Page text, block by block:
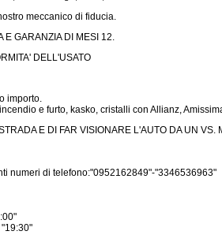
meccanico di fiducia.
E GARANZIA DI MESI 12.
DELL'USATO
importo.
e furto, kasko, cristalli con Allianz,
E DI FAR VISIONARE L'AUTO DA UN
numeri di telefono:"0952162849"-"3346536963"